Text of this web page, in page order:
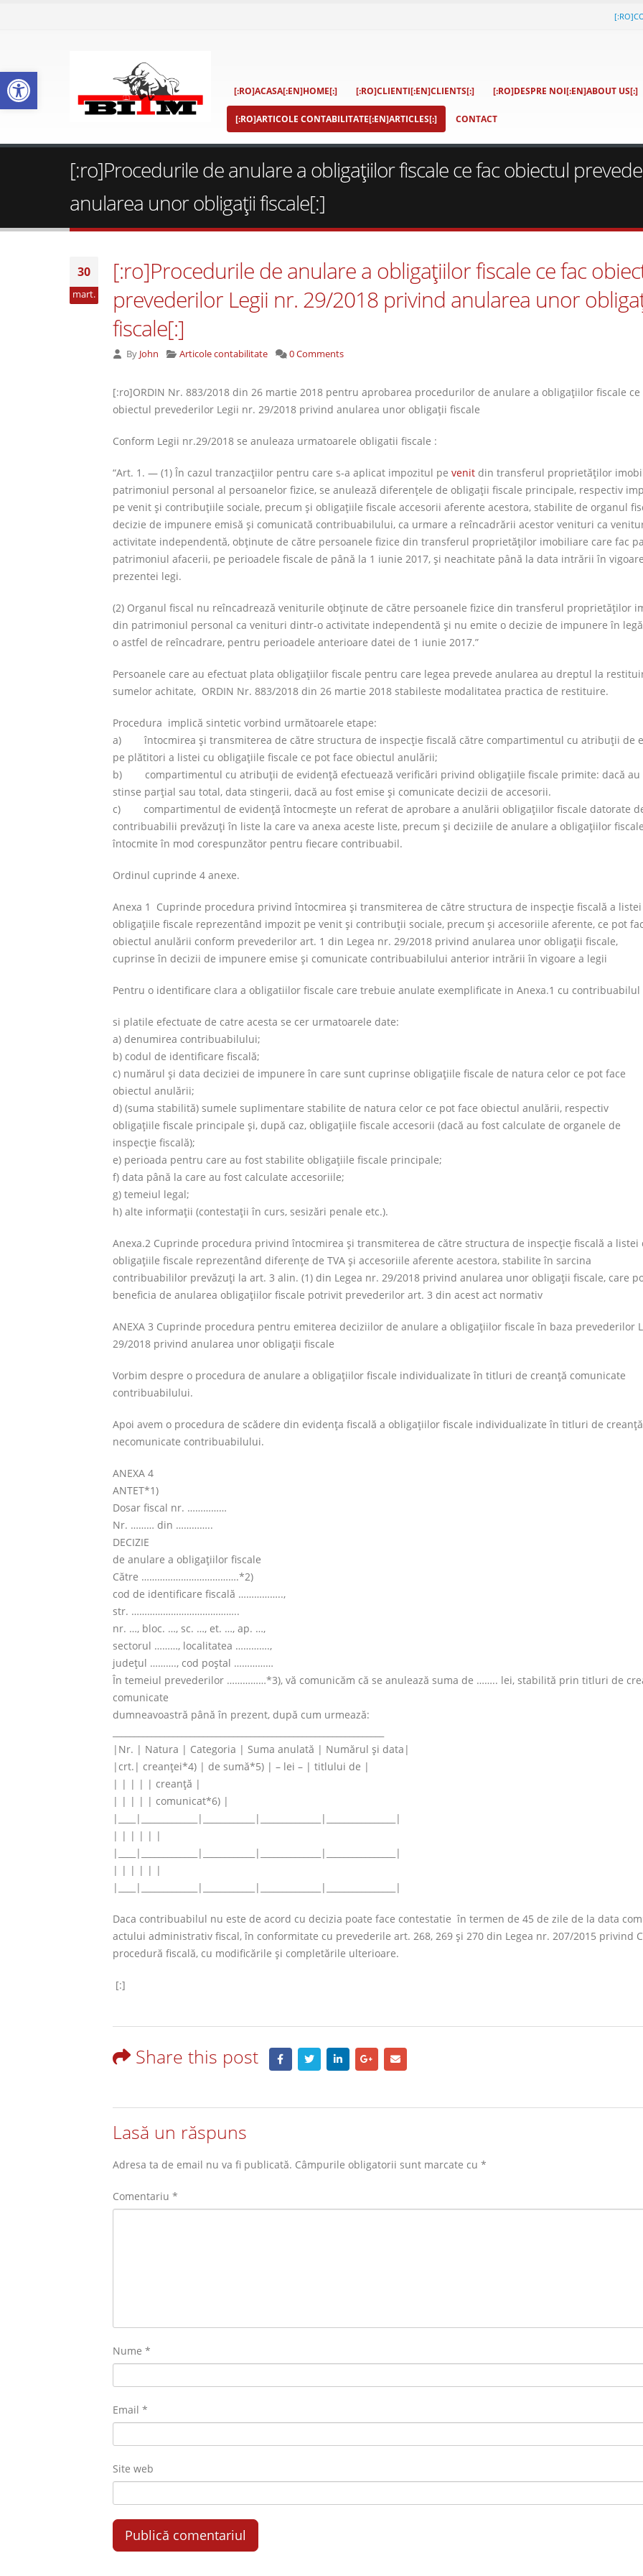
[:RO]ACASA[:EN]HOME[:] [:RO]CLIENTI[:EN]CLIENTS[:] [:RO]DESPRE NOI[:EN]ABOUT US[:]
[:RO]ARTICOLE CONTABILITATE[:EN]ARTICLES[:] CONTACT
[:ro]Procedurile de anulare a obligaţiilor fiscale ce fac obiectul
anularea unor obligaţii fiscale[:]
30
mart.
[:ro]Procedurile de anulare a obligaţiilor fiscale ce fac
prevederilor Legii nr. 29/2018 privind anularea unor
fiscale[:]
By John Articole contabilitate 0 Comments
[:ro]ORDIN Nr. 883/2018 din 26 martie 2018 pentru aprobarea procedurilor de anulare a obligaţiilor fiscale ce
obiectul prevederilor Legii nr. 29/2018 privind anularea unor obligaţii fiscale
Conform Legii nr.29/2018 se anuleaza urmatoarele obligatii fiscale :
“Art. 1. — (1) În cazul tranzacţiilor pentru care s-a aplicat impozitul pe venit din transferul proprietăţilor
patrimoniul personal al persoanelor fizice, se anulează diferenţele de obligaţii fiscale principale, respectiv
pe venit şi contribuţiile sociale, precum şi obligaţiile fiscale accesorii aferente acestora, stabilite de organul
decizie de impunere emisă şi comunicată contribuabilului, ca urmare a reîncadrării acestor venituri ca
activitate independentă, obţinute de către persoanele fizice din transferul proprietăţilor imobiliare care fac
patrimoniul afacerii, pe perioadele fiscale de până la 1 iunie 2017, şi neachitate până la data intrării în
prezentei legi.
(2) Organul fiscal nu reîncadrează veniturile obţinute de către persoanele fizice din transferul proprietăţilor
din patrimoniul personal ca venituri dintr-o activitate independentă şi nu emite o decizie de impunere în
o astfel de reîncadrare, pentru perioadele anterioare datei de 1 iunie 2017.”
Persoanele care au efectuat plata obligaţiilor fiscale pentru care legea prevede anularea au dreptul la
sumelor achitate, ORDIN Nr. 883/2018 din 26 martie 2018 stabileste modalitatea practica de restituire.
Procedura implică sintetic vorbind următoarele etape:
a) întocmirea şi transmiterea de către structura de inspecţie fiscală către compartimentul cu atribuţii de
pe plătitori a listei cu obligaţiile fiscale ce pot face obiectul anulării;
b) compartimentul cu atribuţii de evidenţă efectuează verificări privind obligaţiile fiscale primite: dacă au
stinse parţial sau total, data stingerii, dacă au fost emise şi comunicate decizii de accesorii.
c) compartimentul de evidenţă întocmeşte un referat de aprobare a anulării obligaţiilor fiscale datorate
contribuabilii prevăzuţi în liste la care va anexa aceste liste, precum şi deciziile de anulare a obligaţiilor
întocmite în mod corespunzător pentru fiecare contribuabil.
Ordinul cuprinde 4 anexe.
Anexa 1 Cuprinde procedura privind întocmirea şi transmiterea de către structura de inspecţie fiscală a listei
obligaţiile fiscale reprezentând impozit pe venit şi contribuţii sociale, precum şi accesoriile aferente, ce pot
obiectul anulării conform prevederilor art. 1 din Legea nr. 29/2018 privind anularea unor obligaţii fiscale,
cuprinse în decizii de impunere emise şi comunicate contribuabilului anterior intrării în vigoare a legii
Pentru o identificare clara a obligatiilor fiscale care trebuie anulate exemplificate in Anexa.1 cu contribuabilul
si platile efectuate de catre acesta se cer urmatoarele date:
a) denumirea contribuabilului;
b) codul de identificare fiscală;
c) numărul şi data deciziei de impunere în care sunt cuprinse obligaţiile fiscale de natura celor ce pot face
obiectul anulării;
d) (suma stabilită) sumele suplimentare stabilite de natura celor ce pot face obiectul anulării, respectiv
obligaţiile fiscale principale şi, după caz, obligaţiile fiscale accesorii (dacă au fost calculate de organele de
inspecţie fiscală);
e) perioada pentru care au fost stabilite obligaţiile fiscale principale;
f) data până la care au fost calculate accesoriile;
g) temeiul legal;
h) alte informaţii (contestaţii în curs, sesizări penale etc.).
Anexa.2 Cuprinde procedura privind întocmirea şi transmiterea de către structura de inspecţie fiscală a listei
obligaţiile fiscale reprezentând diferenţe de TVA şi accesoriile aferente acestora, stabilite în sarcina
contribuabililor prevăzuţi la art. 3 alin. (1) din Legea nr. 29/2018 privind anularea unor obligaţii fiscale, care
beneficia de anularea obligaţiilor fiscale potrivit prevederilor art. 3 din acest act normativ
ANEXA 3 Cuprinde procedura pentru emiterea deciziilor de anulare a obligaţiilor fiscale în baza prevederilor
29/2018 privind anularea unor obligaţii fiscale
Vorbim despre o procedura de anulare a obligaţiilor fiscale individualizate în titluri de creanţă comunicate
contribuabilului.
Apoi avem o procedura de scădere din evidenţa fiscală a obligaţiilor fiscale individualizate în titluri de creanţă
necomunicate contribuabilului.
ANEXA 4
ANTET*1)
Dosar fiscal nr. ……………
Nr. ……… din …………..
DECIZIE
de anulare a obligaţiilor fiscale
Către ……………………………….*2)
cod de identificare fiscală ……………..,
str. …………………………………..
nr. …, bloc. …, sc. …, et. …, ap. …,
sectorul ………, localitatea ………….,
judeţul ………., cod poştal ……………
În temeiul prevederilor ……………*3), vă comunicăm că se anulează suma de …….. lei, stabilită prin titluri de
comunicate
dumneavoastră până în prezent, după cum urmează:
|Nr. | Natura | Categoria | Suma anulată | Numărul şi data|
|crt.| creanţei*4) | de sumă*5) | – lei – | titlului de |
| | | | | creanţă |
| | | | | comunicat*6) |
|____|_____________|____________|______________|________________|
| | | | | |
|____|_____________|____________|______________|________________|
| | | | | |
|____|_____________|____________|______________|________________|
Daca contribuabilul nu este de acord cu decizia poate face contestatie în termen de 45 de zile de la data
actului administrativ fiscal, în conformitate cu prevederile art. 268, 269 şi 270 din Legea nr. 207/2015 privind
procedură fiscală, cu modificările şi completările ulterioare.
[:]
Share this post
Lasă un răspuns
Adresa ta de email nu va fi publicată. Câmpurile obligatorii sunt marcate cu *
Comentariu *
Nume *
Email *
Site web
Deschide bara de unelte